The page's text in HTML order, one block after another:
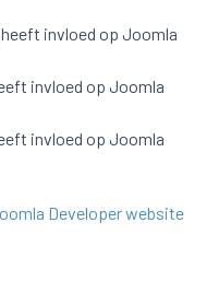
invloed op Joomla
invloed op Joomla
invloed op Joomla
Developer website